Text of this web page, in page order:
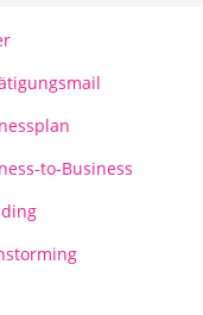
to-Business